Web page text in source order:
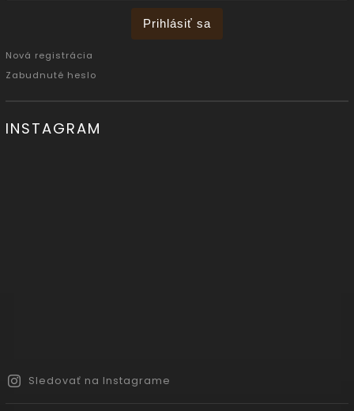
Prihlásiť sa
Nová registrácia
Zabudnuté heslo
INSTAGRAM
Sledovať na Instagrame